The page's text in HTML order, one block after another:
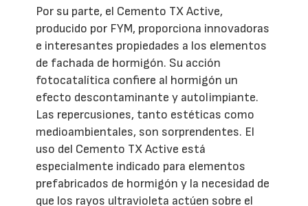
Por su parte, el Cemento TX Active,
producido por FYM, proporciona innovadoras
e interesantes propiedades a los elementos
de fachada de hormigón. Su acción
fotocatalítica confiere al hormigón un
efecto descontaminante y autolimpiante.
Las repercusiones, tanto estéticas como
medioambientales, son sorprendentes. El
uso del Cemento TX Active está
especialmente indicado para elementos
prefabricados de hormigón y la necesidad de
que los rayos ultravioleta actúen sobre el